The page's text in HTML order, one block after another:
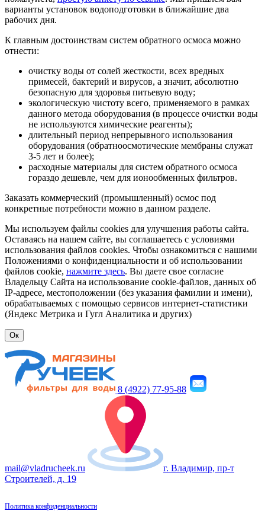
варианты установок водоподготовки в ближайшие два
рабочих дня.
К главным достоинствам систем обратного осмоса можно
отнести:
очистку воды от солей жесткости, всех вредных
примесей, бактерий и вирусов, а значит, абсолютно
безопасную для здоровья питьевую воду;
экологическую чистоту всего, применяемого в рамках
данного метода оборудования (в процессе очистки воды
не используются химические реагенты);
длительный период непрерывного использования
оборудования (обратноосмотические мембраны служат
3-5 лет и более);
расходные материалы для систем обратного осмоса
гораздо дешевле, чем для ионообменных фильтров.
Заказать коммерческий (промышленный) осмос под
конкретные потребности можно в данном разделе.
Мы используем файлы cookies для улучшения работы сайта.
Оставаясь на нашем сайте, вы соглашаетесь с условиями
использования файлов cookies. Чтобы ознакомиться с нашими
Положениями о конфиденциальности и об использовании
файлов cookie, нажмите здесь. Вы даете свое согласие
Владельцу Сайта на использование cookie-файлов, данных об
IP-адресе, местоположении (без указания фамилии и имени),
обрабатываемых с помощью сервисов интернет-статистики
(Яндекс Метрика и Гугл Аналитика и других)
Ок
8 (4922) 77-95-88
mail@vladrucheek.ru
г. Владимир, пр-т
Строителей, д. 19
Политика конфиденциальности